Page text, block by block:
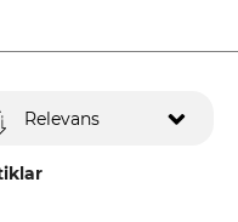
Relevans